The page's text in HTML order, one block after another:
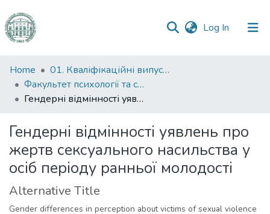
Log In (current)
Communities
&
Collections
Statistics
Home
01. Кваліфікаційні випускні роботи здобувачів вищої освіти
Факультет психології та соціальної роботи
Гендерні відмінності уявлень про жертв сексуального насильства у осіб періоду ранньої молодості
Гендерні відмінності уявлень про
жертв сексуального насильства у
осіб періоду ранньої молодості
Alternative Title
Gender differences in perception about victims of sexual violence